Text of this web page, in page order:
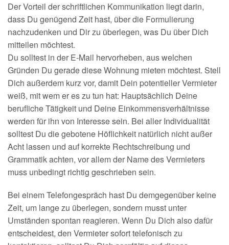
Der Vorteil der schriftlichen Kommunikation liegt darin,
dass Du genügend Zeit hast, über die Formulierung
nachzudenken und Dir zu überlegen, was Du über Dich
mitteilen möchtest.
Du solltest in der E-Mail hervorheben, aus welchen
Gründen Du gerade diese Wohnung mieten möchtest. Stell
Dich außerdem kurz vor, damit Dein potentieller Vermieter
weiß, mit wem er es zu tun hat: Hauptsächlich Deine
berufliche Tätigkeit und Deine Einkommensverhältnisse
werden für ihn von Interesse sein. Bei aller Individualität
solltest Du die gebotene Höflichkeit natürlich nicht außer
Acht lassen und auf korrekte Rechtschreibung und
Grammatik achten, vor allem der Name des Vermieters
muss unbedingt richtig geschrieben sein.
Bei einem Telefongespräch hast Du demgegenüber keine
Zeit, um lange zu überlegen, sondern musst unter
Umständen spontan reagieren. Wenn Du Dich also dafür
entscheidest, den Vermieter sofort telefonisch zu